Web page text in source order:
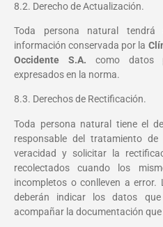
8.2. Derecho de Actualización.
Toda persona natural
información conservada por la
Occidente S.A. como datos
expresados en la norma.
8.3. Derechos de Rectificación.
Toda persona natural tiene el
responsable del tratamiento
veracidad y solicitar la
recolectados cuando los
incompletos o conlleven a
deberán indicar los datos
acompañar la documentación